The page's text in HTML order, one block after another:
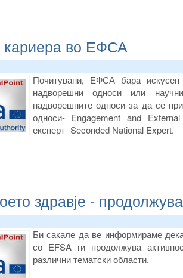
кариера во ЕФСА
Почитувани, ЕФСА бара
надворешни односи или
надворешните односи за да се
односи- Engagement and
експерт- Seconded National Expert.
здравје -
Би сакале да ве информираме
со EFSA ги продолжува
различни тематски области.